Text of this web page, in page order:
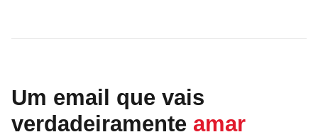
Um email que vais
verdadeiramente amar